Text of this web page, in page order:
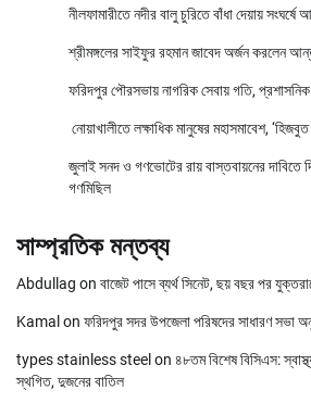
নীলফামারীতে নদীর বালু চুরিতে বাঁধা দেয়ায়
শ্রীমঙ্গলের সাইফুর রহমান জাবেদ অর্জন করলেন
ফরিদপুর পৌরসভায় নাগরিক সেবায় গতি,
নোয়াখালীতে লক্ষাধিক মানুষের মহাসমাবেশ, ‘হিজবুত
জুলাই সনদ ও গণভোটের রায় বাস্তবায়নের দাবিতে
গণমিছিল
সাম্প্রতিক মন্তব্য
Abdullag on বাজেট পাসে ব্যর্থ সিনেট, ছয় বছর পর
Kamal on ফরিদপুর সদর উপজেলা পরিষদের সাধারণ সভা
types stainless steel on ৪৮তম বিশেষ বিসিএস:
স্থগিত, দুজনের বাতিল